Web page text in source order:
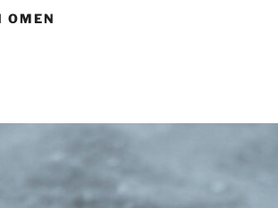
OMEN